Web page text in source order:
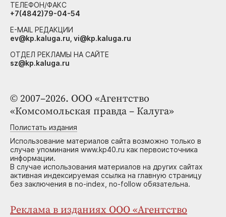
© 2007–2026. ООО «Агентство
«Комсомольская правда – Калуга»
Полистать издания
Использование материалов сайта возможно только в
случае упоминания www.kp40.ru как первоисточника
информации.
В случае использования материалов на других сайтах
активная индексируемая ссылка на главную страницу
без заключения в no-index, no-follow обязательна.
Реклама в изданиях ООО «Агентство
ТЕЛЕФОН/ФАКС
+7(4842)79-04-54
E-MAIL РЕДАКЦИИ
ev@kp.kaluga.ru, vi@kp.kaluga.ru
ОТДЕЛ РЕКЛАМЫ НА САЙТЕ
sz@kp.kaluga.ru